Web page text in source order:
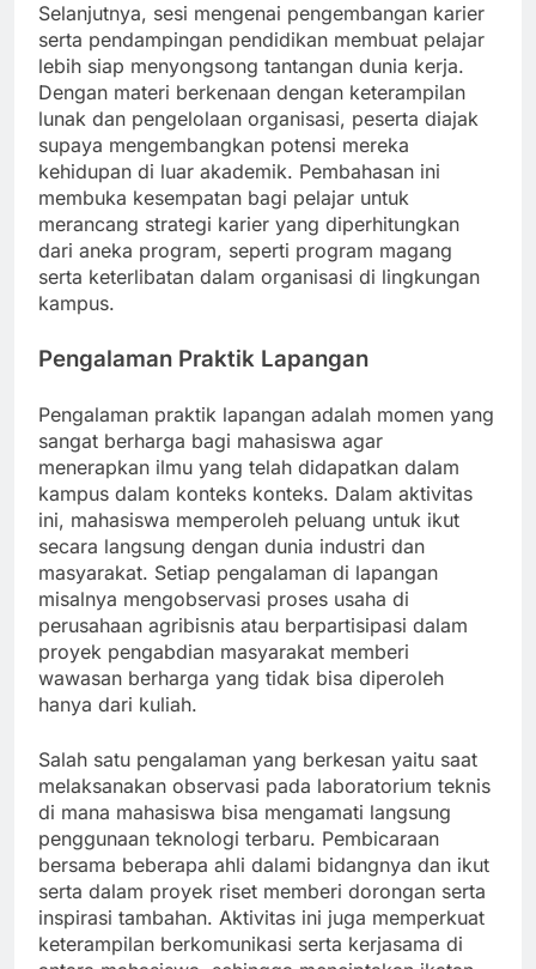
Selanjutnya, sesi mengenai pengembangan karier
serta pendampingan pendidikan membuat pelajar
lebih siap menyongsong tantangan dunia kerja.
Dengan materi berkenaan dengan keterampilan
lunak dan pengelolaan organisasi, peserta diajak
supaya mengembangkan potensi mereka
kehidupan di luar akademik. Pembahasan ini
membuka kesempatan bagi pelajar untuk
merancang strategi karier yang diperhitungkan
dari aneka program, seperti program magang
serta keterlibatan dalam organisasi di lingkungan
kampus.
Pengalaman Praktik Lapangan
Pengalaman praktik lapangan adalah momen yang
sangat berharga bagi mahasiswa agar
menerapkan ilmu yang telah didapatkan dalam
kampus dalam konteks konteks. Dalam aktivitas
ini, mahasiswa memperoleh peluang untuk ikut
secara langsung dengan dunia industri dan
masyarakat. Setiap pengalaman di lapangan
misalnya mengobservasi proses usaha di
perusahaan agribisnis atau berpartisipasi dalam
proyek pengabdian masyarakat memberi
wawasan berharga yang tidak bisa diperoleh
hanya dari kuliah.
Salah satu pengalaman yang berkesan yaitu saat
melaksanakan observasi pada laboratorium teknis
di mana mahasiswa bisa mengamati langsung
penggunaan teknologi terbaru. Pembicaraan
bersama beberapa ahli dalami bidangnya dan ikut
serta dalam proyek riset memberi dorongan serta
inspirasi tambahan. Aktivitas ini juga memperkuat
keterampilan berkomunikasi serta kerjasama di